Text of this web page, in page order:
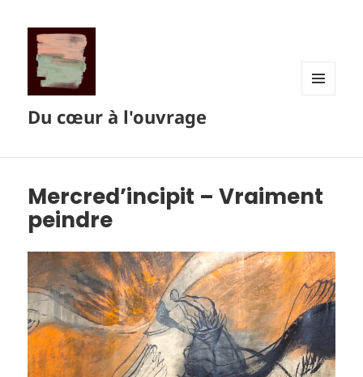
Du cœur à l'ouvrage
Mercred’incipit – Vraiment
peindre